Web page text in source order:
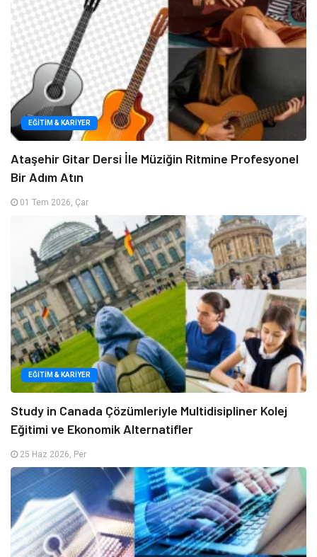
EĞITIM & KARIYER
Ataşehir Gitar Dersi İle Müziğin Ritmine Profesyonel
Bir Adım Atın
01 Tem 2026, Çar
EĞITIM & KARIYER
Study in Canada Çözümleriyle Multidisipliner Kolej
Eğitimi ve Ekonomik Alternatifler
25 Haz 2026, Per